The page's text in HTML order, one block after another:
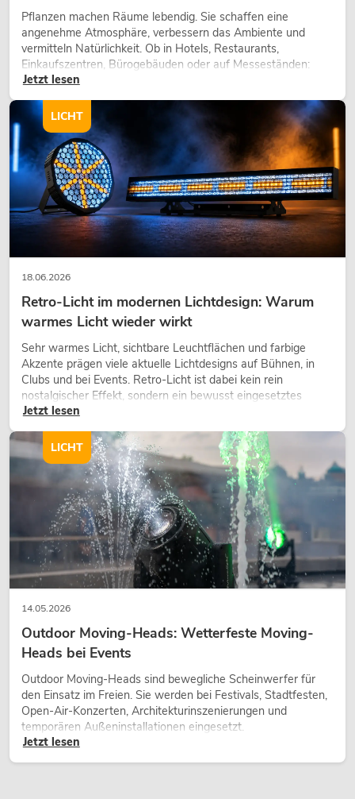
Pflanzen machen Räume lebendig. Sie schaffen eine
angenehme Atmosphäre, verbessern das Ambiente und
vermitteln Natürlichkeit. Ob in Hotels, Restaurants,
Einkaufszentren, Bürogebäuden oder auf Messeständen:
eine hochwertige Begrünung gehört heute längst zum
modernen Raumkonzept.
Jetzt lesen
18.06.2026
Retro-Licht im modernen Lichtdesign: Warum
warmes Licht wieder wirkt
Sehr warmes Licht, sichtbare Leuchtflächen und farbige
Akzente prägen viele aktuelle Lichtdesigns auf Bühnen, in
Clubs und bei Events. Retro-Licht ist dabei kein rein
nostalgischer Effekt, sondern ein bewusst eingesetztes
Gestaltungsmittel: Es schafft Atmosphäre, gibt Szenen
Charakter und kann technische LED-Setups emotionaler
wirken lassen.
Jetzt lesen
LICHT
14.05.2026
Outdoor Moving-Heads: Wetterfeste Moving-
Heads bei Events
Outdoor Moving-Heads sind bewegliche Scheinwerfer für
den Einsatz im Freien. Sie werden bei Festivals, Stadtfesten,
Open-Air-Konzerten, Architekturinszenierungen und
temporären Außeninstallationen eingesetzt.
Jetzt lesen
LICHT